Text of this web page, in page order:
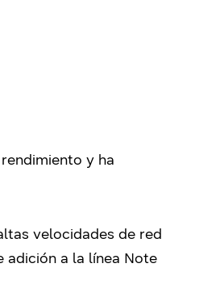
y ha
velocidades de red
adición a la línea Note